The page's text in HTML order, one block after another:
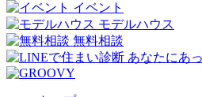
イベント
モデルハウス
無料相談